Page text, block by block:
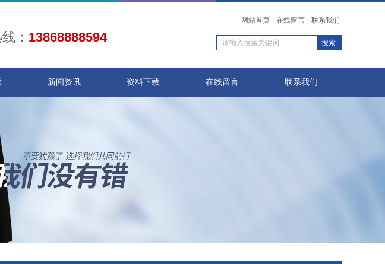
： 13868888594
网站首页 在线留言 联系我们
新闻资讯 资料下载 在线留言 联系我们